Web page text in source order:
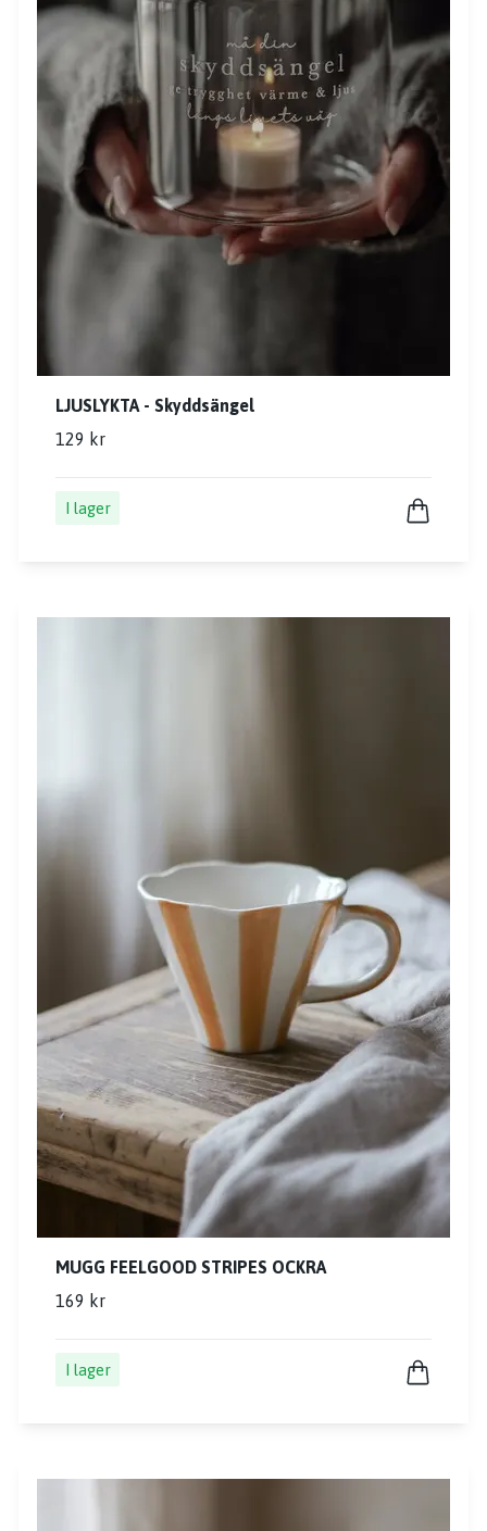
LJUSLYKTA - Skyddsängel
129 kr
I lager
MUGG FEELGOOD STRIPES OCKRA
169 kr
I lager